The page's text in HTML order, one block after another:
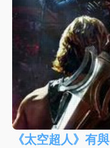
《太空超人》有